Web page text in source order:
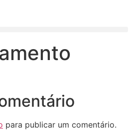
para publicar um comentário.